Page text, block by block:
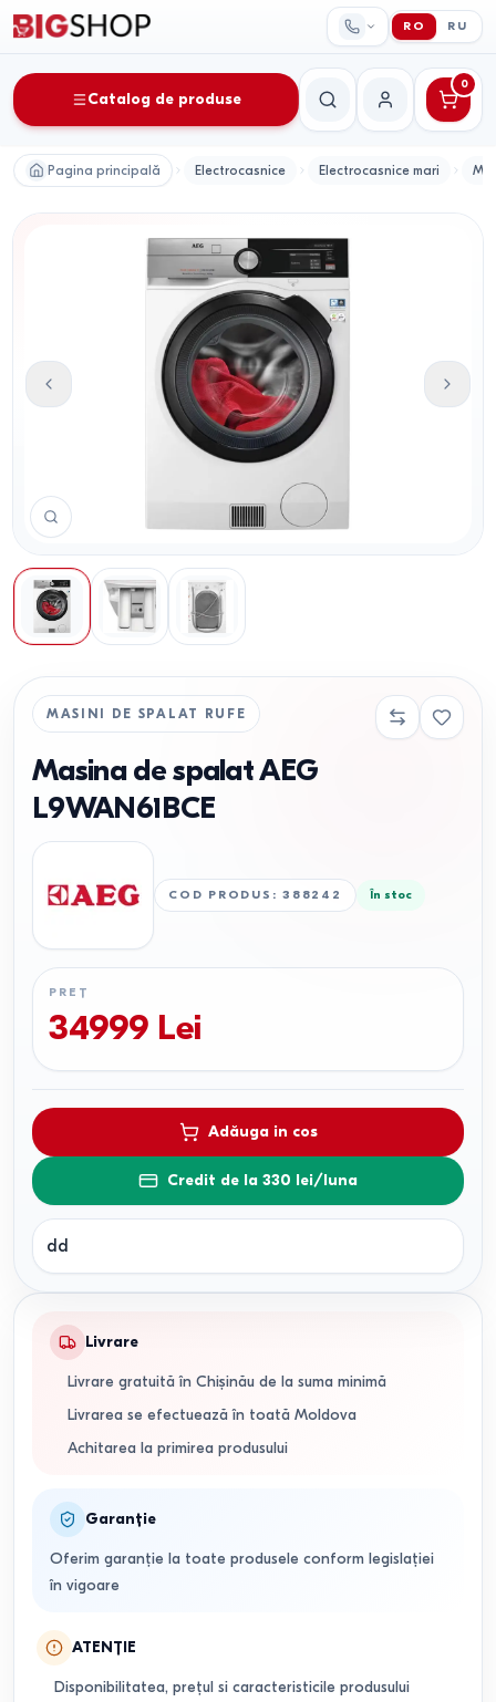
RO RU
Catalog de produse
CăutareContul meu
0
Pagina principală Electrocasnice Electrocasnice mari
MASINI DE SPALAT RUFE
Masina de spalat AEG
L9WAN61BCE
COD PRODUS :388242 În stoc
PREȚ
34999 Lei
Adăuga in cos
Credit de la 330 lei/luna
dd
Livrare
Livrare gratuită în Chișinău de la suma minimă
Livrarea se efectuează în toată Moldova
Achitarea la primirea produsului
Garanție
Oferim garanție la toate produsele conform legislației
în vigoare
ATENȚIE
Disponibilitatea, prețul si caracteristicile produsului